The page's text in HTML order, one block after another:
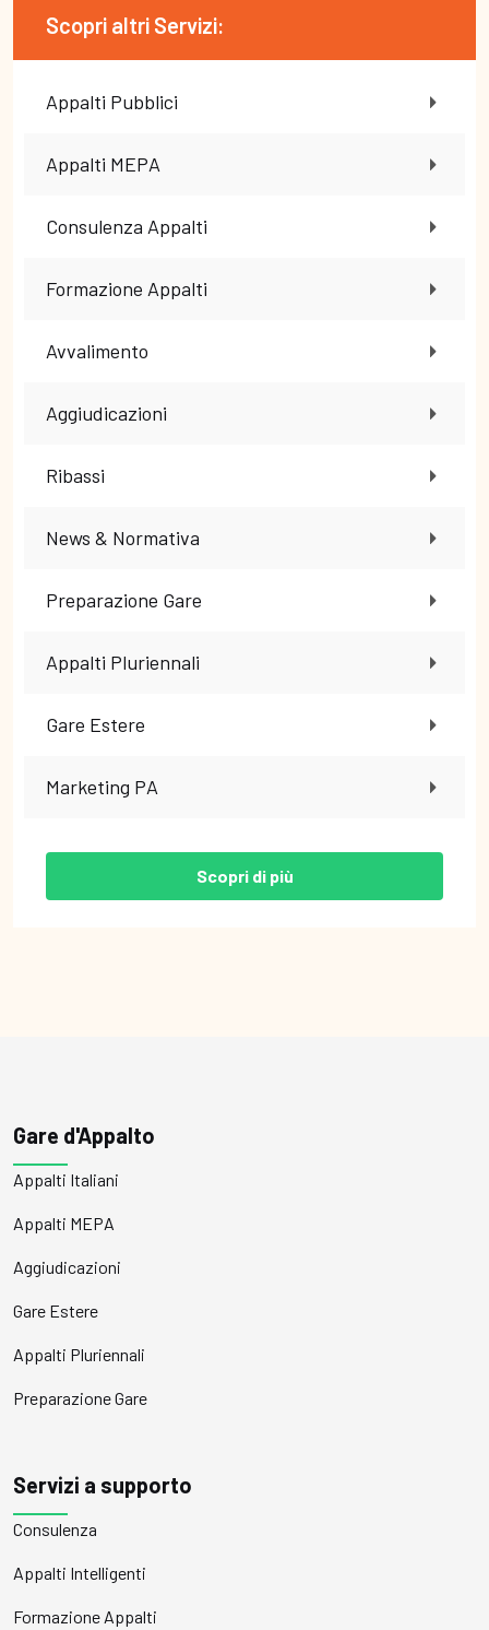
Scopri altri Servizi:
Appalti Pubblici
Appalti MEPA
Consulenza Appalti
Formazione Appalti
Avvalimento
Aggiudicazioni
Ribassi
News & Normativa
Preparazione Gare
Appalti Pluriennali
Gare Estere
Marketing PA
Scopri di più
Gare d'Appalto
Appalti Italiani
Appalti MEPA
Aggiudicazioni
Gare Estere
Appalti Pluriennali
Preparazione Gare
Servizi a supporto
Consulenza
Appalti Intelligenti
Formazione Appalti